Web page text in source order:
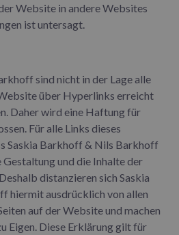
Website in andere Websites
ist untersagt.
sind nicht in der Lage alle
über Hyperlinks erreicht
Daher wird eine Haftung für
Für alle Links dieses
Saskia Barkhoff & Nils Barkhoff
und die Inhalte der
distanzieren sich Saskia
hiermit ausdrücklich von allen
auf der Website und machen
Eigen. Diese Erklärung gilt für